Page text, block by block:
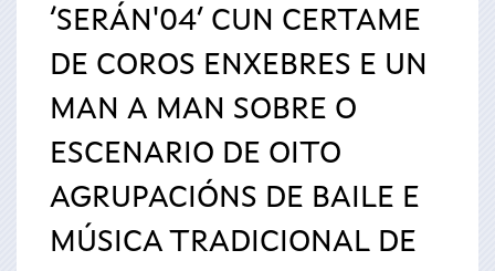
aquí‘SERÁN'04’ CUN CERTAME
DE COROS ENXEBRES E UN
MAN A MAN SOBRE O
ESCENARIO DE OITO
AGRUPACIÓNS DE BAILE E
MÚSICA TRADICIONAL DE